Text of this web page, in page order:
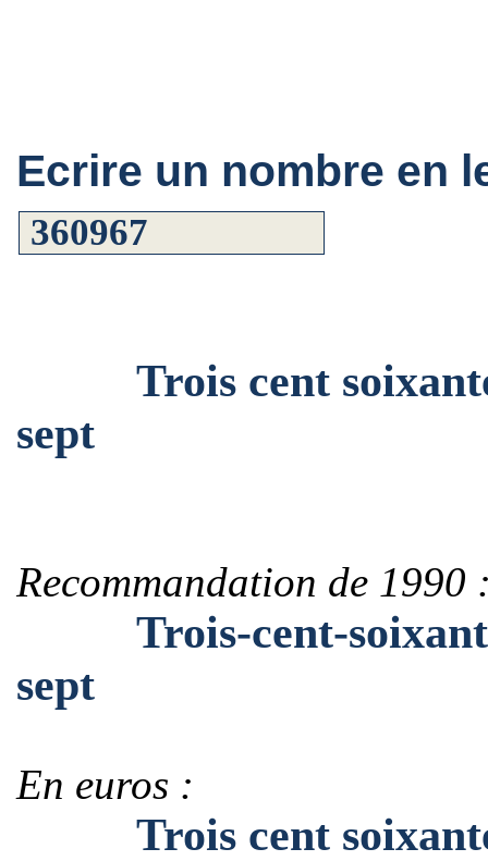
Ecrire un nombre en
Trois cent soixante
sept
Recommandation de 1990
Trois-cent-
sept
En euros :
Trois cent soixante